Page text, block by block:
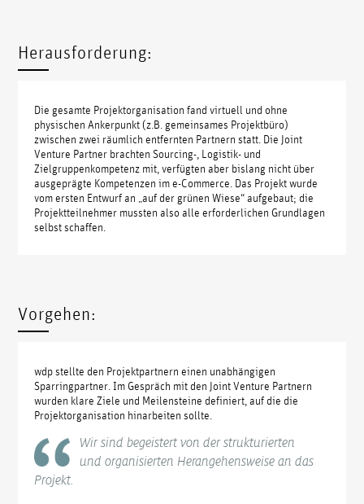
Herausforderung:
Die gesamte Projektorganisation fand virtuell und ohne
physischen Ankerpunkt (z.B. gemeinsames Projektbüro)
zwischen zwei räumlich entfernten Partnern statt. Die Joint
Venture Partner brachten Sourcing-, Logistik- und
Zielgruppenkompetenz mit, verfügten aber bislang nicht über
ausgeprägte Kompetenzen im e-Commerce. Das Projekt wurde
vom ersten Entwurf an „auf der grünen Wiese“ aufgebaut; die
Projektteilnehmer mussten also alle erforderlichen Grundlagen
selbst schaffen.
Vorgehen:
wdp stellte den Projektpartnern einen unabhängigen
Sparringpartner. Im Gespräch mit den Joint Venture Partnern
wurden klare Ziele und Meilensteine definiert, auf die die
Projektorganisation hinarbeiten sollte.
Wir sind begeistert von der strukturierten
und organisierten Herangehensweise an das
Projekt.